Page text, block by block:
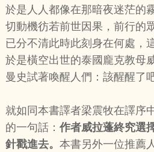
於是人人都像在那暗夜迷茫的
切動機彷若前世因果，前行的
已分不清此時此刻身在何處，
於是橫空出世的泰國龐克教母
曼史試著喚醒人們：該醒醒了吧
就如同本書譯者梁震牧在譯序
的一句話： 作者威拉蓬終究選
針戳進去。 本書另外一位推薦